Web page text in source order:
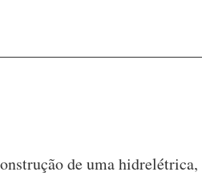
de uma